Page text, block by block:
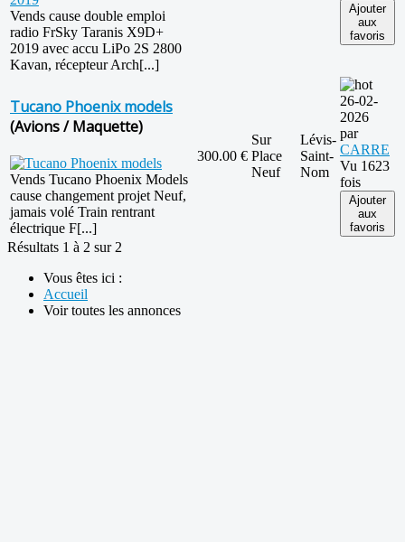
Vends cause double emploi
radio FrSky Taranis X9D+
2019 avec accu LiPo 2S 2800
Kavan, récepteur Arch[...]
Ajouter
aux
favoris
Tucano Phoenix models
(Avions / Maquette)
Vends Tucano Phoenix Models
cause changement projet Neuf,
jamais volé Train rentrant
électrique F[...]
300.00 €
Sur
Place
Neuf
Lévis-
Saint-
Nom
26-02-
2026
par
CARRE
Vu 1623
fois
Ajouter
aux
favoris
Résultats 1 à 2 sur 2
Vous êtes ici :
Accueil
Voir toutes les annonces